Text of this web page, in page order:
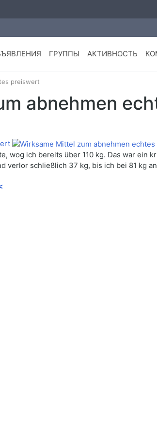
ГРУППЫ АКТИВНОСТЬ
preiswert
abnehmen
wog ich bereits über 110 kg. Das war ein
verlor schließlich 37 kg, bis ich bei 81 kg